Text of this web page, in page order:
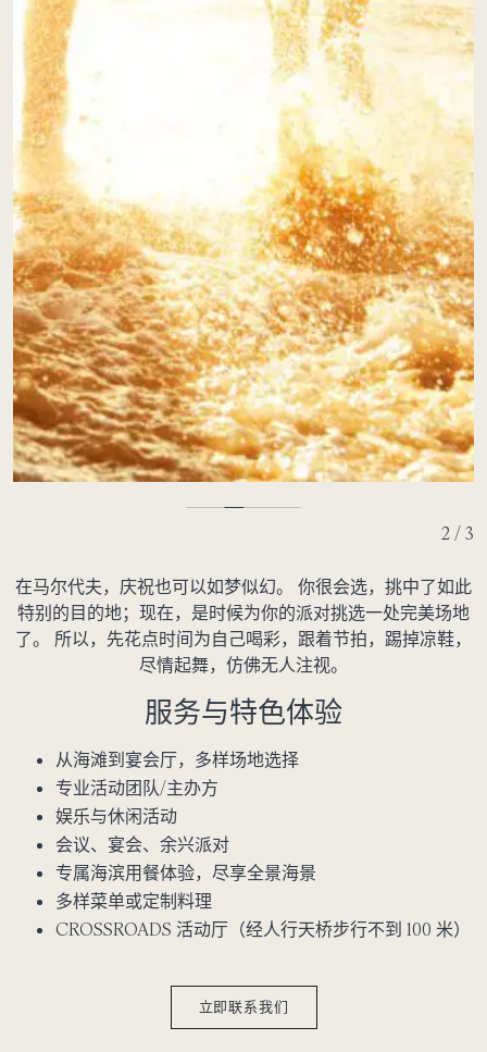
2 / 3
在马尔代夫，庆祝也可以如梦似幻。 你很会选，挑中了如此
特别的目的地；现在，是时候为你的派对挑选一处完美场地
了。 所以，先花点时间为自己喝彩，跟着节拍，踢掉凉鞋，
尽情起舞，仿佛无人注视。
服务与特色体验
从海滩到宴会厅，多样场地选择
专业活动团队/主办方
娱乐与休闲活动
会议、宴会、余兴派对
专属海滨用餐体验，尽享全景海景
多样菜单或定制料理
CROSSROADS 活动厅（经人行天桥步行不到 100 米）
立即联系我们